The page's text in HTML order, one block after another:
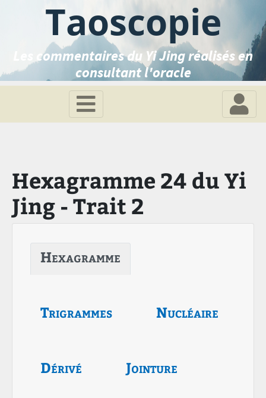
Taoscopie
Les commentaires du Yi Jing réalisés en
consultant l'oracle
Hexagramme 24 du Yi
Jing - Trait 2
Hexagramme
Trigrammes Nucléaire
Dérivé Jointure